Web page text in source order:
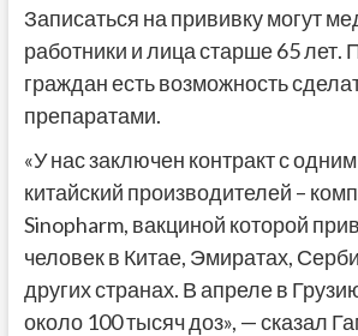
Записаться на прививку могут
работники и лица старше 65 лет.
граждан есть возможность
препаратами.
«У нас заключен контракт с
китайский производителей –
Sinopharm, вакциной которой
человек в Китае, Эмиратах,
других странах. В апреле в
около 100 тысяч доз», — сказал